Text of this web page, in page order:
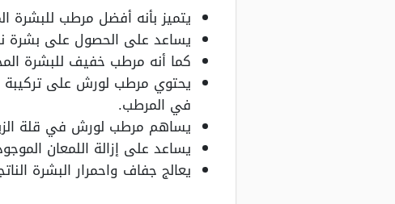
يتميز بأنه أفضل مرطب للبشرة
يساعد على الحصول على بشرة
كما أنه مرطب خفيف للبشرة
يحتوي مرطب لورش على تركيبة
في المرطب.
يساهم مرطب لورش في قلة
يساعد على إزالة اللمعان
يعالج جفاف واحمرار البشرة